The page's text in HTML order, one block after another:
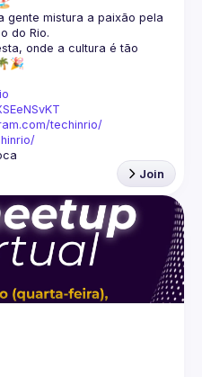
gente mistura a paixão pela
onde a cultura é tão
techinrio/
Join